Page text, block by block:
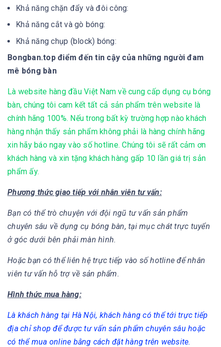
Khả năng chặn đẩy và đôi công:
Khả năng cắt và gò bóng:
Khả năng chụp (block) bóng:
Bongban.top điểm đến tin cậy của những người đam
mê bóng bàn
Là website hàng đầu Việt Nam về cung cấp dụng cụ bóng
bàn, chúng tôi cam kết tất cả sản phẩm trên website là
chính hãng 100%. Nếu trong bất kỳ trường hợp nào khách
hàng nhận thấy sản phẩm không phải là hàng chính hãng
xin hãy báo ngay vào số hotline. Chúng tôi sẽ rất cảm ơn
khách hàng và xin tặng khách hàng gấp 10 lần giá trị sản
phẩm ấy.
Phương thức giao tiếp với nhân viên tư vấn:
Bạn có thể trò chuyện với đội ngũ tư vấn sản phẩm
chuyên sâu về dụng cụ bóng bàn, tại mục chát trực tuyển
ở góc dưới bên phải màn hình.
Hoặc bạn có thể liên hệ trực tiếp vào số hotline để nhân
viên tư vấn hỗ trợ về sản phẩm.
Hình thức mua hàng:
Là khách hàng tại Hà Nội, khách hàng có thể tới trực tiếp
địa chỉ shop để được tư vấn sản phẩm chuyên sâu hoặc
có thể mua online bằng cách đặt hàng trên website.